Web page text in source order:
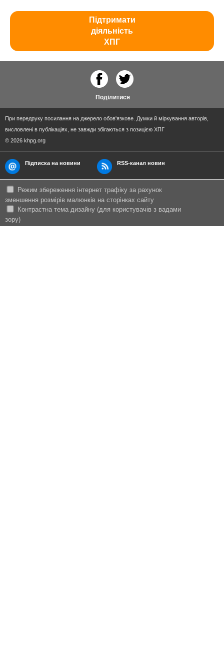
Підтримати
діяльність
ХПГ
Поділитися
При передруку посилання на джерело обов'язкове. Думки й міркування авторів,
висловлені в публікаціях, не завжди збігаються з позицією ХПГ
© 2026 khpg.org
Підписка на новини RSS-канал новин
Режим збереження інтернет трафіку за рахунок
зменшення розмірів малюнків на сторінках сайту
Контрастна тема дизайну (для користувачів з вадами
зору)